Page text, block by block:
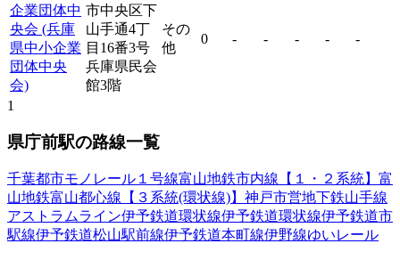
企業団体中
央会 (兵庫
県中小企業
団体中央
会)
市中央区下
山手通4丁
目16番3号
兵庫県民会
館3階
その
他
0 - - - - -
1
県庁前駅の路線一覧
千葉都市モノレール１号線富山地鉄市内線【１・２系統】 富
山地鉄富山都心線【３系統(環状線)】 神戸市営地下鉄山手線
アストラムライン伊予鉄道環状線伊予鉄道環状線伊予鉄道市
駅線伊予鉄道松山駅前線伊予鉄道本町線伊野線ゆいレール